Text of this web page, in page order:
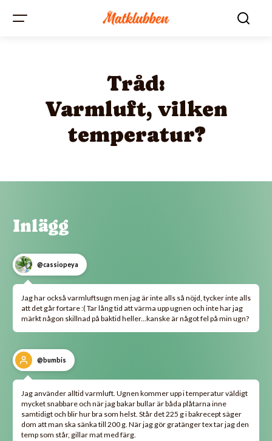
Tråd:
Varmluft, vilken
temperatur?
Inlägg
@cassiopeya
Jag har också varmluftsugn men jag är inte alls så nöjd, tycker inte alls
att det går fortare :( Tar lång tid att värma upp ugnen och inte har jag
märkt någon skillnad på baktid heller...kanske är något fel på min ugn?
@bumbis
Jag använder alltid varmluft. Ugnen kommer upp i temperatur väldigt
mycket snabbare och när jag bakar bullar är båda plåtarna inne
samtidigt och blir hur bra som helst. Står det 225 g i bakrecept säger
dom att man ska sänka till 200 g. När jag gör gratänger tex tar jag den
temp som står, gillar mat med färg.